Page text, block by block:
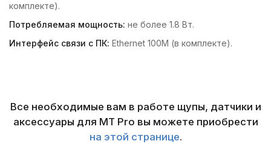
комплекте).
Потребляемая мощность: не более 1.8 Вт.
Интерфейс связи с ПК: Ethernet 100M (в комплекте).
Все необходимые вам в работе щупы, датчики и
аксессуары для MT Pro вы можете приобрести
на этой странице.